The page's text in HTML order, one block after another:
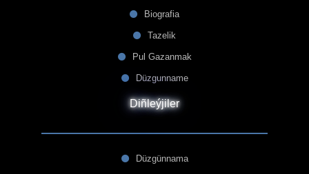
Biografia
Tazelik
Pul Gazanmak
Düzgunname
Diñleýjiler
Düzgünnama